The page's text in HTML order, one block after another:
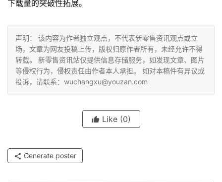
下载量的突破性拓展。
声明： 该内容为作者独立观点，不代表新零售资讯观点或立
场，文章为网友投稿上传，版权归原作者所有，未经允许不得
转载。 新零售资讯站仅提供信息存储服务，如发现文章、图片
等侵权行为，侵权责任由作者本人承担。 如对本稿件有异议或
投诉，请联系：wuchangxu@youzan.com
Like (0)
Generate poster